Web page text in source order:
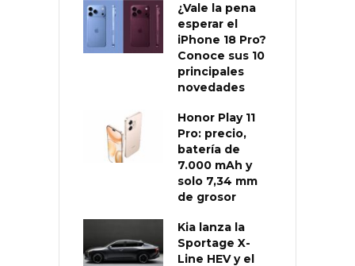
¿Vale la pena
esperar el
iPhone 18 Pro?
Conoce sus 10
principales
novedades
Honor Play 11
Pro: precio,
batería de
7.000 mAh y
solo 7,34 mm
de grosor
Kia lanza la
Sportage X-
Line HEV y el